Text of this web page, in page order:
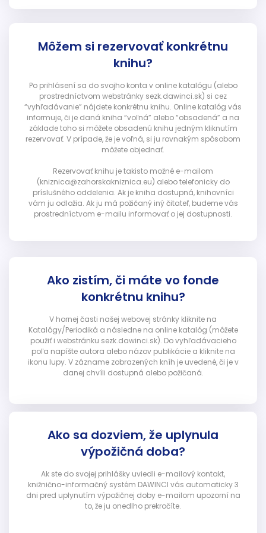
Môžem si rezervovať konkrétnu
knihu?
Po prihlásení sa do svojho konta v online katalógu (alebo
prostredníctvom webstránky sezk.dawinci.sk) si cez
“vyhľadávanie” nájdete konkrétnu knihu. Online katalóg vás
informuje, či je daná kniha “voľná” alebo “obsadená” a na
základe toho si môžete obsadenú knihu jedným kliknutím
rezervovať. V prípade, že je voľná, si ju rovnakým spôsobom
môžete objednať.
Rezervovať knihu je takisto možné e-mailom
(kniznica@zahorskakniznica.eu) alebo telefonicky do
príslušného oddelenia. Ak je kniha dostupná, knihovníci
vám ju odložia. Ak ju má požičaný iný čitateľ, budeme vás
prostredníctvom e-mailu informovať o jej dostupnosti.
Ako zistím, či máte vo fonde
konkrétnu knihu?
V hornej časti našej webovej stránky kliknite na
Katalógy/Periodiká a následne na online katalóg (môžete
použiť i webstránku sezk.dawinci.sk). Do vyhľadávacieho
poľa napíšte autora alebo názov publikácie a kliknite na
ikonu lupy. V zázname zobrazených kníh je uvedené, či je v
danej chvíli dostupná alebo požičaná.
Ako sa dozviem, že uplynula
výpožičná doba?
Ak ste do svojej prihlášky uviedli e-mailový kontakt,
knižnično-informačný systém DAWINCI vás automaticky 3
dni pred uplynutím výpožičnej doby e-mailom upozorní na
to, že ju onedlho prekročíte.